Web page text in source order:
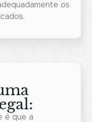
os
é que a